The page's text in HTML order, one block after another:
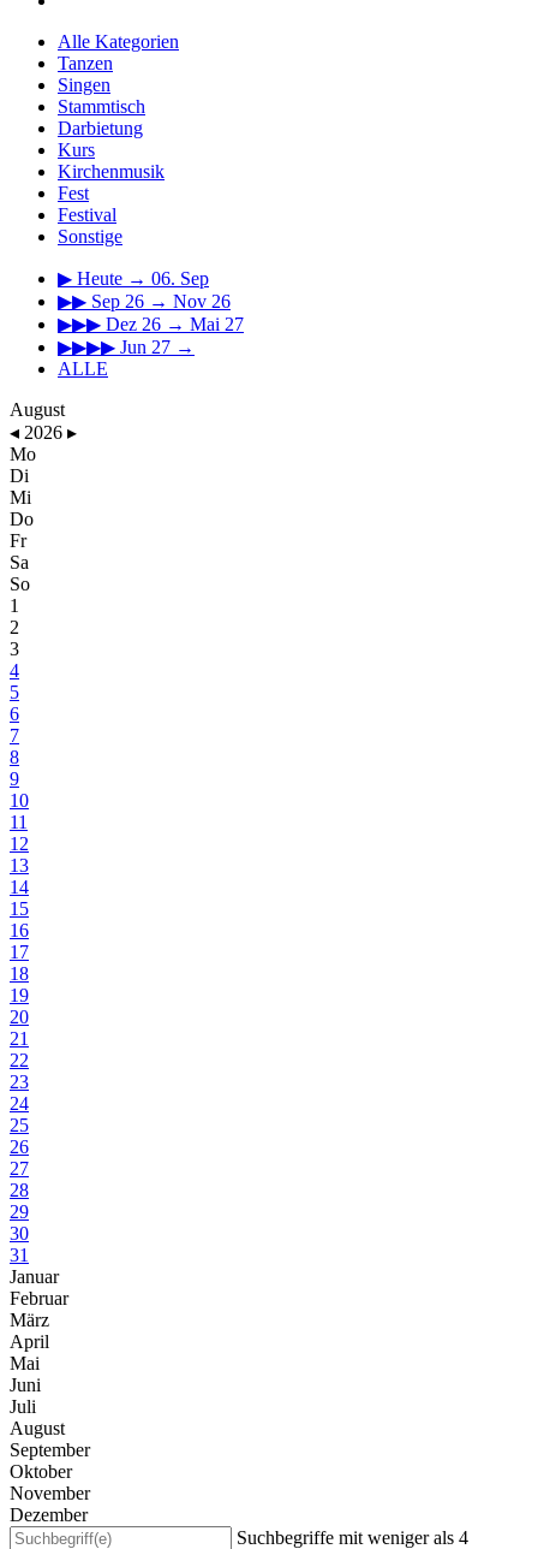
Alle Kategorien
Tanzen
Singen
Stammtisch
Darbietung
Kurs
Kirchenmusik
Fest
Festival
Sonstige
▶ Heute → 06. Sep
▶▶ Sep 26 → Nov 26
▶▶▶ Dez 26 → Mai 27
▶▶▶▶ Jun 27 →
ALLE
August
◂ 2026 ▸
Mo
Di
Mi
Do
Fr
Sa
So
1
2
3
4
5
6
7
8
9
10
11
12
13
14
15
16
17
18
19
20
21
22
23
24
25
26
27
28
29
30
31
Januar
Februar
März
April
Mai
Juni
Juli
August
September
Oktober
November
Dezember
Suchbegriffe mit weniger als 4